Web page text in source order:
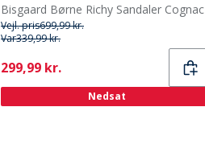
Bisgaard Børne Richy Sandaler Cognac
Vejl. pris699,99 kr.
Var339,99 kr.
Current
299,99 kr.
Nedsat